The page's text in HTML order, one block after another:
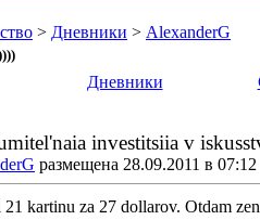
> Дневники > AlexanderG
Дневники
investitsiia v
размещена 28.09.2011 в 07:12
kartinu za 27 dollarov. Otdam